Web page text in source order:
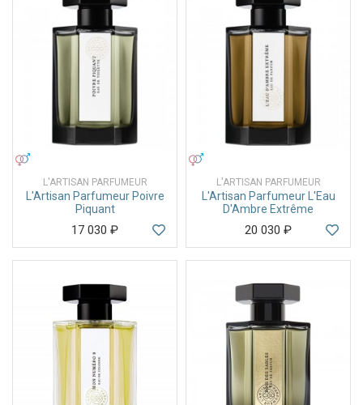
L'ARTISAN PARFUMEUR
L'Artisan Parfumeur Poivre
Piquant
17 030 ₽
L'ARTISAN PARFUMEUR
L'Artisan Parfumeur L'Eau
D'Ambre Extrême
20 030 ₽